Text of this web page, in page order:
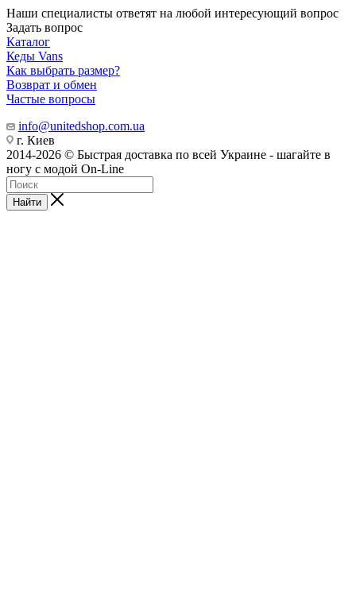
Наши специалисты ответят на любой интересующий вопрос
Задать вопрос
Каталог
Кеды Vans
Как выбрать размер?
Возврат и обмен
Частые вопросы
info@unitedshop.com.ua
г. Киев
2014-2026 © Быстрая доставка по всей Украине - шагайте в
ногу с модой On-Line
Найти